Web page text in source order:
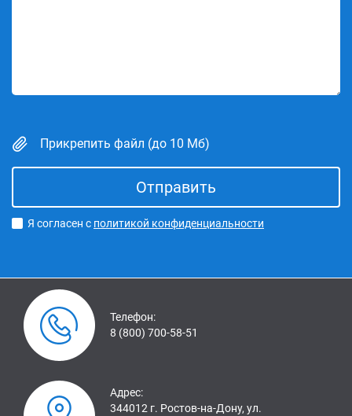
Прикрепить файл (до 10 Мб)
Я согласен с политикой конфиденциальности
Телефон:
8 (800) 700-58-51
Адрес:
344012 г. Ростов-на-Дону, ул.